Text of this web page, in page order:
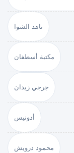
ناهد الشوا
مكتبة أسطفان
جرجي زيدان
أدونيس
محمود درويش